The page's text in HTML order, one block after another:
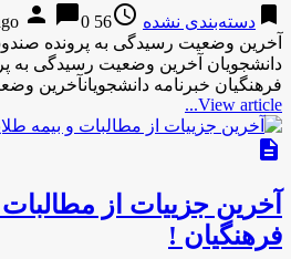
bookmark دسته‌بندی نشده access_time
56 years ago
person chat_bubble0
آخرین وضعیت رسیدگی به پرونده
دانشجویان آخرین وضعیت رسیدگی به
فرهنگیان خبرنامه دانشجویانآخرین
View article...
description
آخرین جزییات از
فرهنگیان !